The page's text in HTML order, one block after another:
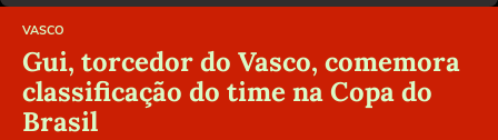
VASCO
Gui, torcedor do Vasco, comemora
classificação do time na Copa do
Brasil